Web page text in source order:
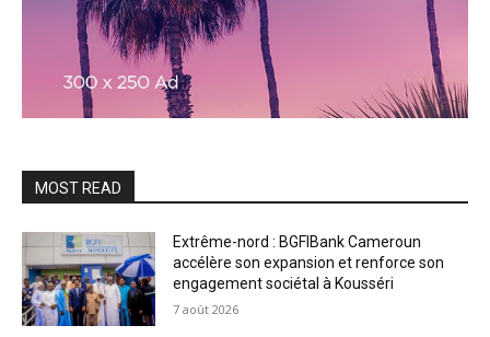
MOST READ
Extrême-nord : BGFIBank Cameroun
accélère son expansion et renforce son
engagement sociétal à Kousséri
7 août 2026